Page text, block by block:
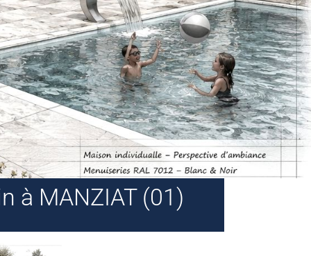
à MANZIAT (01)